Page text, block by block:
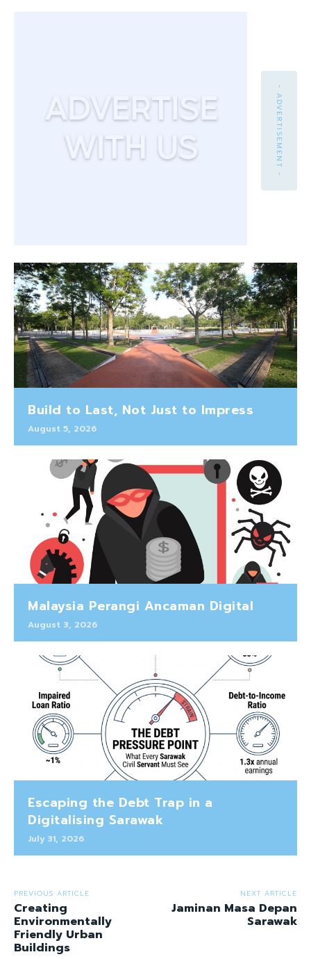
- ADVERTISEMENT -
Build to Last, Not Just to Impress
August 5, 2026
Malaysia Perangi Ancaman Digital
August 3, 2026
Escaping the Debt Trap in a
Digitalising Sarawak
July 31, 2026
PREVIOUS ARTICLE
Creating
Environmentally
Friendly Urban
Buildings
NEXT ARTICLE
Jaminan Masa Depan
Sarawak